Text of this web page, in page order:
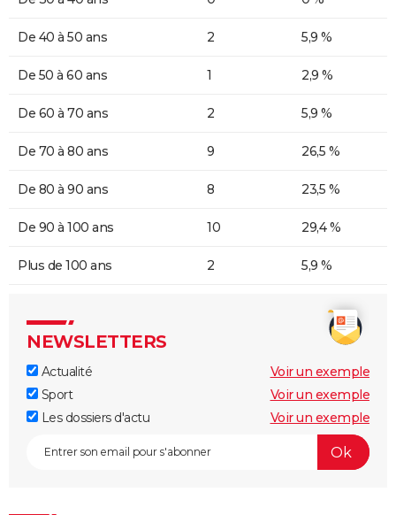
De 40 à 50 ans 2 5,9 %
De 50 à 60 ans 1 2,9 %
De 60 à 70 ans 2 5,9 %
De 70 à 80 ans 9 26,5 %
De 80 à 90 ans 8 23,5 %
De 90 à 100 ans 10 29,4 %
Plus de 100 ans 2 5,9 %
NEWSLETTERS
Actualité
Voir un exemple
Sport
Voir un exemple
Les dossiers d'actu
Voir un exemple